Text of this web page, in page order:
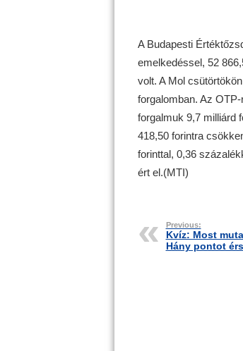
A Budapesti
emelkedéssel, 52
volt. A Mol
forgalomban. Az
forgalmuk 9,7 milliárd
418,50 forintra
forinttal, 0,36
ért el.(MTI)
Previous:
Kvíz: Most
Hány pontot